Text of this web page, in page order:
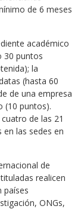
de 6 meses
académico
30 puntos
la
(hasta 60
de una empresa
(10 puntos).
de las 21
en las sedes en
de
realicen
países
ONGs,